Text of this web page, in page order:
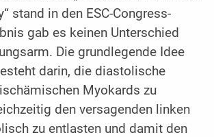
stand in den ESC-Congress-
gab es keinen Unterschied
Die grundlegende Idee
darin, die diastolische
Myokards zu
den versagenden linken
zu entlas­ten und damit den